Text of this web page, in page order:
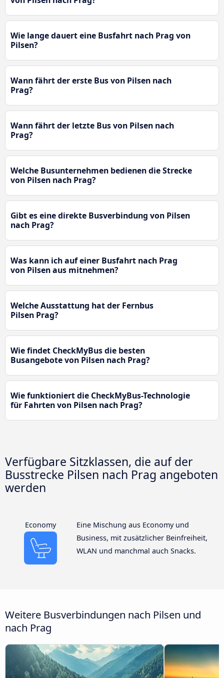
Wie lange dauert eine Busfahrt nach Prag von
Pilsen?
Wann fährt der erste Bus von Pilsen nach
Prag?
Wann fährt der letzte Bus von Pilsen nach
Prag?
Welche Busunternehmen bedienen die Strecke
von Pilsen nach Prag?
Gibt es eine direkte Busverbindung von Pilsen
nach Prag?
Was kann ich auf einer Busfahrt nach Prag
von Pilsen aus mitnehmen?
Welche Ausstattung hat der Fernbus
Pilsen Prag?
Wie findet CheckMyBus die besten
Busangebote von Pilsen nach Prag?
Wie funktioniert die CheckMyBus-Technologie
für Fahrten von Pilsen nach Prag?
Verfügbare Sitzklassen, die auf der
Busstrecke Pilsen nach Prag angeboten
werden
Economy
Eine Mischung aus Economy und
Business, mit zusätzlicher Beinfreiheit,
WLAN und manchmal auch Snacks.
Weitere Busverbindungen nach Pilsen und
nach Prag